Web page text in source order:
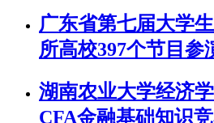
广东省第七届大学
所高校397个节目参
湖南农业大学经济
CFA金融基础知识